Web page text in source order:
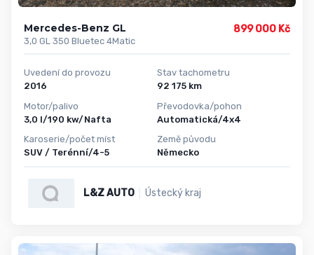
Mercedes-Benz GL
3,0 GL 350 Bluetec 4Matic
899 000 Kč
Uvedení do provozu
2016
Motor/palivo
3,0 l/190 kw/Nafta
Karoserie/počet míst
SUV / Terénní/4-5
Stav tachometru
92 175 km
Převodovka/pohon
Automatická/4x4
Země původu
Německo
L&Z AUTO Ústecký kraj